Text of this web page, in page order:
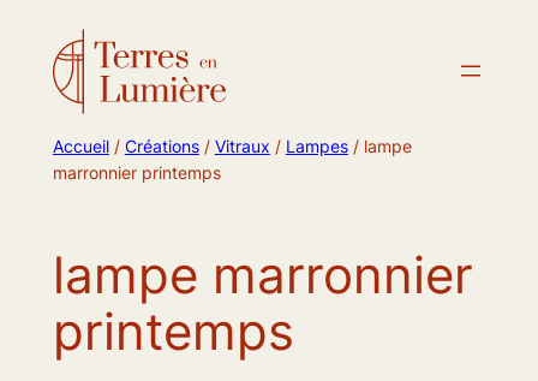
Accueil/ Créations/ Vitraux / Lampes/ lampe
marronnier printemps
lampe marronnier
printemps